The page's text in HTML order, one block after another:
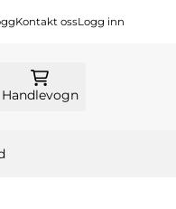
Kontakt ossLogg inn
Handlevogn